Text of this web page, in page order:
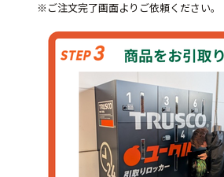
※ご注文完了画面よりご依頼ください。